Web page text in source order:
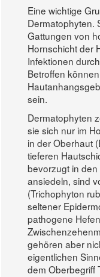
Eine wichtige
Dermatophyten.
Gattungen von
Hornschicht der
Infektionen
Betroffen
sein.
Dermatophyten
sie sich nur im
in der Oberhaut
tieferen
bevorzugt in
ansiedeln, sind
(Trichophyton
seltener
pathogene
gehören aber
eigentlichen
dem Oberbegriff